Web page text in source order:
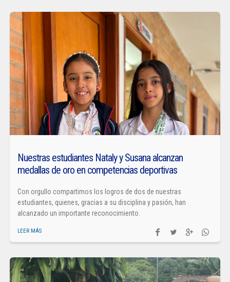
Nuestras estudiantes Nataly y Susana alcanzan
medallas de oro en competencias deportivas
Con orgullo compartimos los logros de dos de nuestras
estudiantes, quienes, gracias a su disciplina y pasión, han
alcanzado un importante reconocimiento.
LEER MÁS